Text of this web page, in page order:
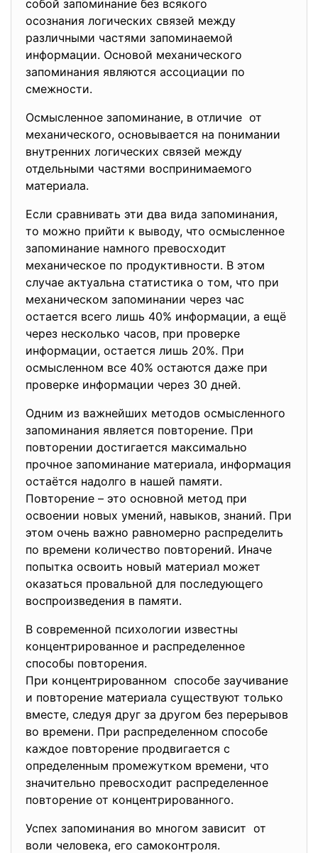
собой запоминание без всякого
осознания логических связей между
различными частями запоминаемой
информации. Основой механического
запоминания являются ассоциации по
смежности.
Осмысленное запоминание, в отличие от
механического, основывается на понимании
внутренних логических связей между
отдельными частями воспринимаемого
материала.
Если сравнивать эти два вида запоминания,
то можно прийти к выводу, что осмысленное
запоминание намного превосходит
механическое по продуктивности. В этом
случае актуальна статистика о том, что при
механическом запоминании через час
остается всего лишь 40% информации, а ещё
через несколько часов, при проверке
информации, остается лишь 20%. При
осмысленном все 40% остаются даже при
проверке информации через 30 дней.
Одним из важнейших методов осмысленного
запоминания является повторение. При
повторении достигается максимально
прочное запоминание материала, информация
остаётся надолго в нашей памяти.
Повторение – это основной метод при
освоении новых умений, навыков, знаний. При
этом очень важно равномерно распределить
по времени количество повторений. Иначе
попытка освоить новый материал может
оказаться провальной для последующего
воспроизведения в памяти.
В современной психологии известны
концентрированное и распределенное
способы повторения.
При концентрированном способе заучивание
и повторение материала существуют только
вместе, следуя друг за другом без перерывов
во времени. При распределенном способе
каждое повторение продвигается с
определенным промежутком времени, что
значительно превосходит распределенное
повторение от концентрированного.
Успех запоминания во многом зависит от
воли человека, его самоконтроля.